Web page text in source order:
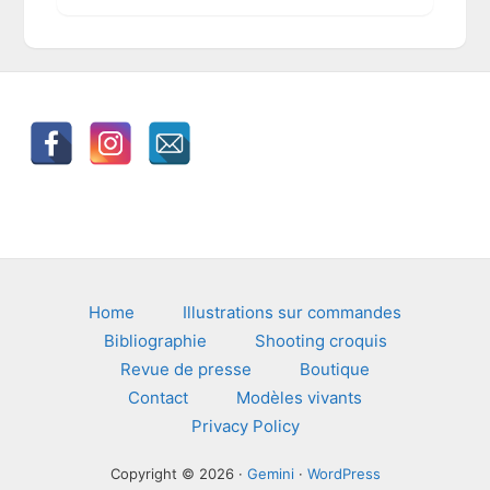
s
Footer
Home
Illustrations sur commandes
Bibliographie
Shooting croquis
Revue de presse
Boutique
Contact
Modèles vivants
Privacy Policy
Copyright © 2026 · Gemini· WordPress